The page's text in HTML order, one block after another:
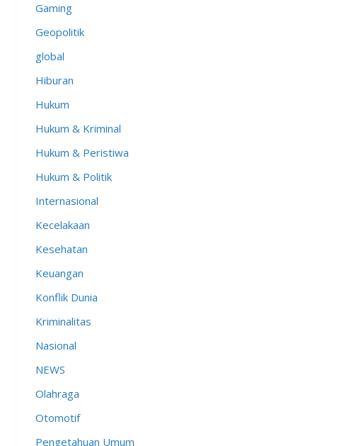
Gaming
Geopolitik
global
Hiburan
Hukum
Hukum & Kriminal
Hukum & Peristiwa
Hukum & Politik
Internasional
Kecelakaan
Kesehatan
Keuangan
Konflik Dunia
Kriminalitas
Nasional
NEWS
Olahraga
Otomotif
Pengetahuan Umum